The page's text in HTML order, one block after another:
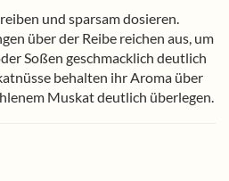
und sparsam dosieren.
über der Reibe reichen aus, um
Soßen geschmacklich deutlich
behalten ihr Aroma über
Muskat deutlich überlegen.